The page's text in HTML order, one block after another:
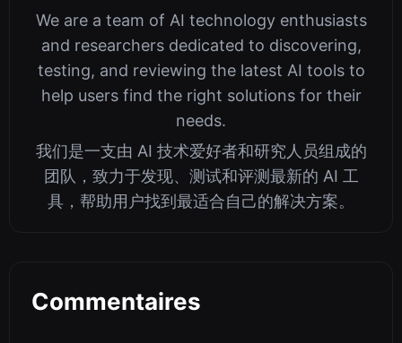
We are a team of AI technology enthusiasts
and researchers dedicated to discovering,
testing, and reviewing the latest AI tools to
help users find the right solutions for their
needs.
我们是一支由 AI 技术爱好者和研究人员组成的
团队，致力于发现、测试和评测最新的 AI 工
具，帮助用户找到最适合自己的解决方案。
Commentaires